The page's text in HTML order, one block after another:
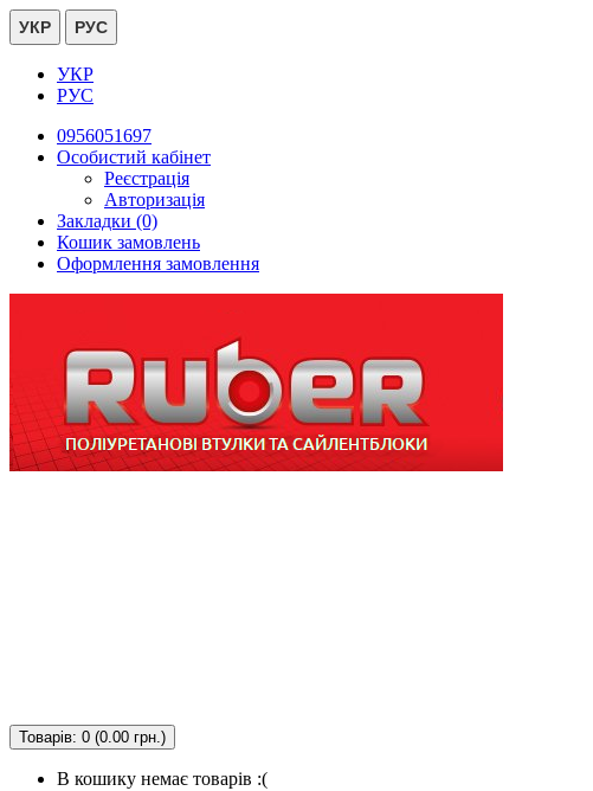
УКР РУС
УКР
РУС
0956051697
Особистий кабінет
Реєстрація
Авторизація
Закладки (0)
Кошик замовлень
Оформлення замовлення
Товарів: 0 (0.00 грн.)
В кошику немає товарів :(